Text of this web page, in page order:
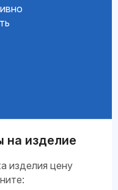
на изделие
изделия цену